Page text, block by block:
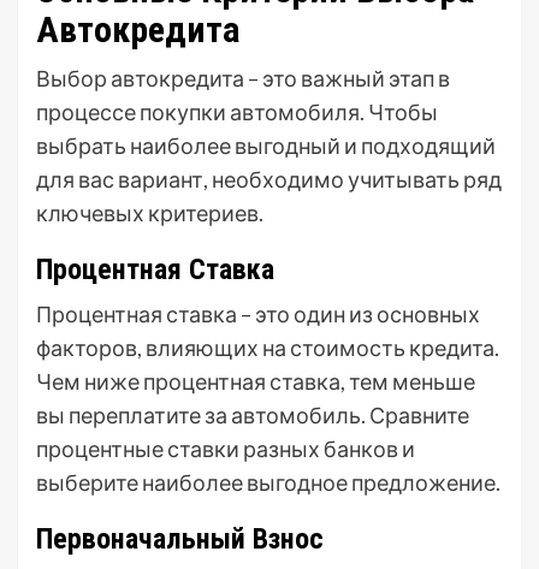
Автокредита
Выбор автокредита – это важный этап в
процессе покупки автомобиля. Чтобы
выбрать наиболее выгодный и подходящий
для вас вариант, необходимо учитывать ряд
ключевых критериев.
Процентная Ставка
Процентная ставка – это один из основных
факторов, влияющих на стоимость кредита.
Чем ниже процентная ставка, тем меньше
вы переплатите за автомобиль. Сравните
процентные ставки разных банков и
выберите наиболее выгодное предложение.
Первоначальный Взнос